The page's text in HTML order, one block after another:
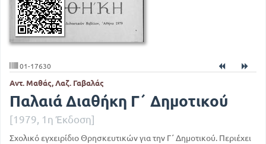
01-17630
Αντ. Μαθάς, Λαζ. Γαβαλάς
Παλαιά Διαθήκη Γ΄ Δημοτικού
[1979, 1η Έκδοση]
Σχολικό εγχειρίδιο Θρησκευτικών για την Γ΄ Δημοτικού. Περιέχει